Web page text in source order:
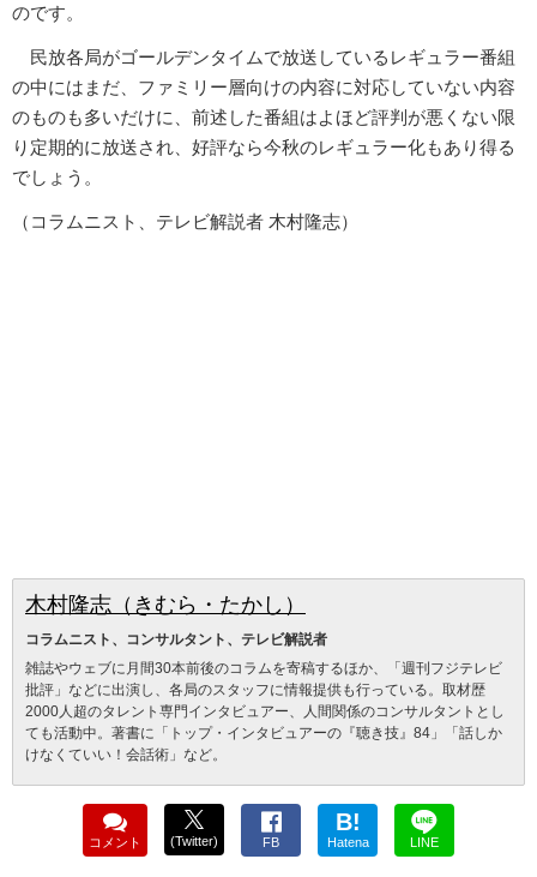
のです。
民放各局がゴールデンタイムで放送しているレギュラー番組
の中にはまだ、ファミリー層向けの内容に対応していない内容
のものも多いだけに、前述した番組はよほど評判が悪くない限
り定期的に放送され、好評なら今秋のレギュラー化もあり得る
でしょう。
（コラムニスト、テレビ解説者 木村隆志）
木村隆志（きむら・たかし）
コラムニスト、コンサルタント、テレビ解説者
雑誌やウェブに月間30本前後のコラムを寄稿するほか、「週刊フジテレビ
批評」などに出演し、各局のスタッフに情報提供も行っている。取材歴
2000人超のタレント専門インタビュアー、人間関係のコンサルタントとし
ても活動中。著書に「トップ・インタビュアーの『聴き技』84」「話しか
けなくていい！会話術」など。
コメント (Twitter) FB
B!
Hatena LINE